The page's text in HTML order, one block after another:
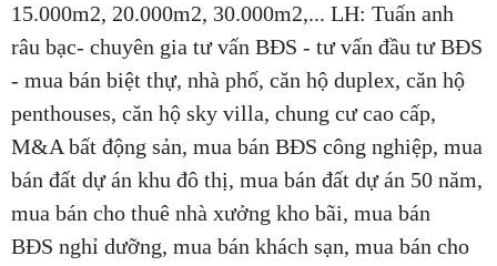
15.000m2, 20.000m2, 30.000m2,... LH: Tuấn anh
râu bạc- chuyên gia tư vấn BĐS - tư vấn đầu tư BĐS
- mua bán biệt thự, nhà phố, căn hộ duplex, căn hộ
penthouses, căn hộ sky villa, chung cư cao cấp,
M&A bất động sản, mua bán BĐS công nghiệp, mua
bán đất dự án khu đô thị, mua bán đất dự án 50 năm,
mua bán cho thuê nhà xưởng kho bãi, mua bán
BĐS nghỉ dưỡng, mua bán khách sạn, mua bán cho